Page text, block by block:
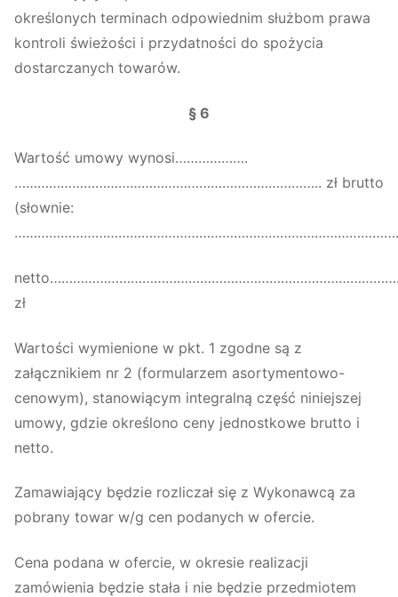
określonych terminach odpowiednim służbom prawa
kontroli świeżości i przydatności do spożycia
dostarczanych towarów.
§ 6
Wartość umowy wynosi……………….
…………………………………………………………………….. zł brutto
(słownie:
zł
Wartości wymienione w pkt. 1 zgodne są z
załącznikiem nr 2 (formularzem asortymentowo-
cenowym), stanowiącym integralną część niniejszej
umowy, gdzie określono ceny jednostkowe brutto i
netto.
Zamawiający będzie rozliczał się z Wykonawcą za
pobrany towar w/g cen podanych w ofercie.
Cena podana w ofercie, w okresie realizacji
zamówienia będzie stała i nie będzie przedmiotem